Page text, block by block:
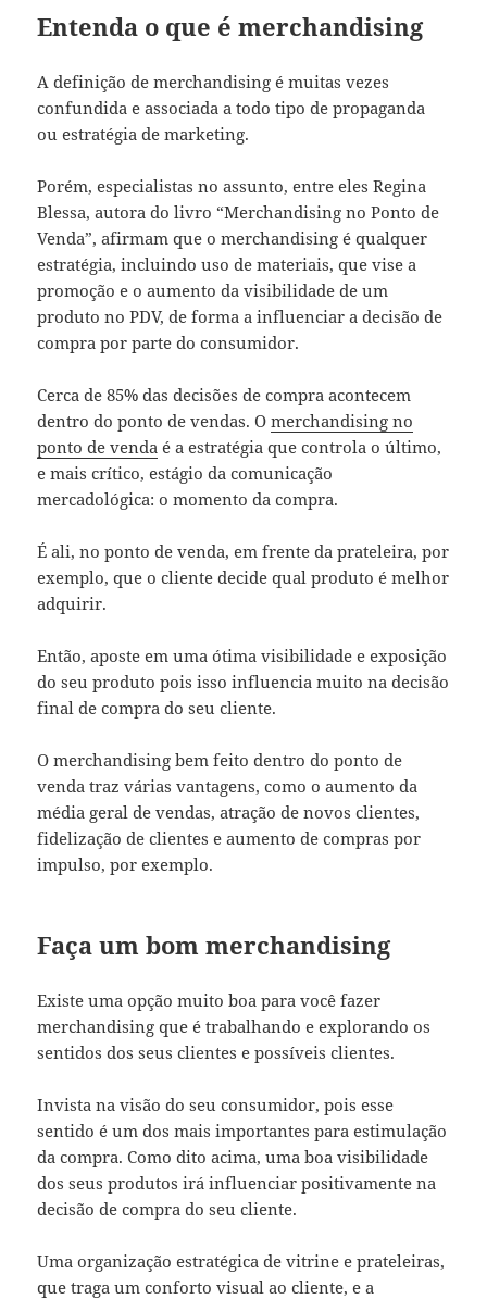
Entenda o que é merchandising
A definição de merchandising é muitas vezes
confundida e associada a todo tipo de propaganda
ou estratégia de marketing.
Porém, especialistas no assunto, entre eles Regina
Blessa, autora do livro “Merchandising no Ponto de
Venda”, afirmam que o merchandising é qualquer
estratégia, incluindo uso de materiais, que vise a
promoção e o aumento da visibilidade de um
produto no PDV, de forma a influenciar a decisão de
compra por parte do consumidor.
Cerca de 85% das decisões de compra acontecem
dentro do ponto de vendas. Omerchandising no
ponto de venda é a estratégia que controla o último,
e mais crítico, estágio da comunicação
mercadológica: o momento da compra.
É ali, no ponto de venda, em frente da prateleira, por
exemplo, que o cliente decide qual produto é melhor
adquirir.
Então, aposte em uma ótima visibilidade e exposição
do seu produto pois isso influencia muito na decisão
final de compra do seu cliente.
O merchandising bem feito dentro do ponto de
venda traz várias vantagens, como o aumento da
média geral de vendas, atração de novos clientes,
fidelização de clientes e aumento de compras por
impulso, por exemplo.
Faça um bom merchandising
Existe uma opção muito boa para você fazer
merchandising que é trabalhando e explorando os
sentidos dos seus clientes e possíveis clientes.
Invista na visão do seu consumidor, pois esse
sentido é um dos mais importantes para estimulação
da compra. Como dito acima, uma boa visibilidade
dos seus produtos irá influenciar positivamente na
decisão de compra do seu cliente.
Uma organização estratégica de vitrine e prateleiras,
que traga um conforto visual ao cliente, e a